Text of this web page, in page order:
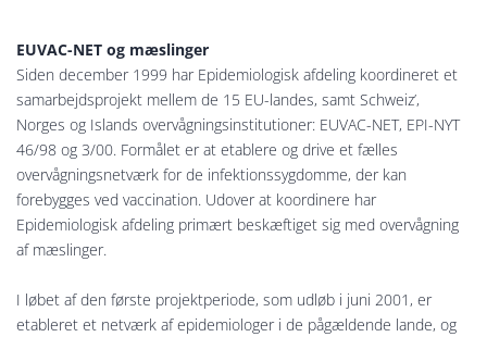
EUVAC-NET og mæslinger
Siden december 1999 har Epidemiologisk afdeling koordineret et
samarbejdsprojekt mellem de 15 EU-landes, samt Schweiz’,
Norges og Islands overvågningsinstitutioner: EUVAC-NET, EPI-NYT
46/98 og 3/00. Formålet er at etablere og drive et fælles
overvågningsnetværk for de infektionssygdomme, der kan
forebygges ved vaccination. Udover at koordinere har
Epidemiologisk afdeling primært beskæftiget sig med overvågning
af mæslinger.
I løbet af den første projektperiode, som udløb i juni 2001, er
etableret et netværk af epidemiologer i de pågældende lande, og